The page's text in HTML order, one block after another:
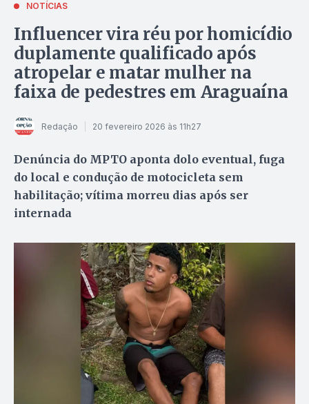
NOTÍCIAS
Influencer vira réu por homicídio
duplamente qualificado após
atropelar e matar mulher na
faixa de pedestres em Araguaína
Redação 20 fevereiro 2026 às 11h27
Denúncia do MPTO aponta dolo eventual, fuga
do local e condução de motocicleta sem
habilitação; vítima morreu dias após ser
internada